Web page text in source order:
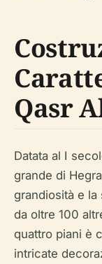
Qasr
Datata al I
grande di
grandiosità e
da oltre 100
quattro piani è
intricate